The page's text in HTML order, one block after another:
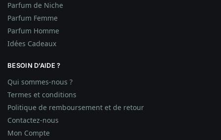
Parfum de Niche
Parfum Femme
Parfum Homme
Idées Cadeaux
BESOIN D’AIDE ?
Qui sommes-nous ?
Termes et conditions
Politique de remboursement et de retour
Contactez-nous
Mon Compte